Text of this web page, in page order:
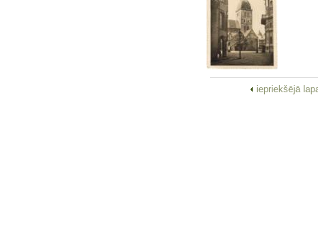
iepriekšējā